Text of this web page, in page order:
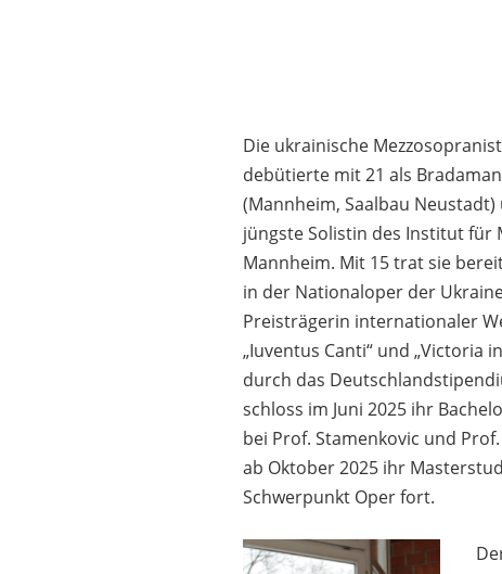
Die ukrainische
debütierte mit 21 als
(Mannheim, Saalbau
jüngste Solistin des Institut für
Mannheim. Mit 15 trat sie
in der Nationaloper der
Preisträgerin internationaler
„Iuventus Canti“ und „Victoria
durch das
schloss im Juni 2025 ihr
bei Prof. Stamenkovic und
ab Oktober 2025 ihr
Schwerpunkt Oper fort.